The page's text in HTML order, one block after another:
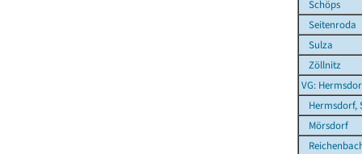
Schöps
Seitenroda
Sulza
Zöllnitz
VG:
Hermsdorf,
Mörsdorf